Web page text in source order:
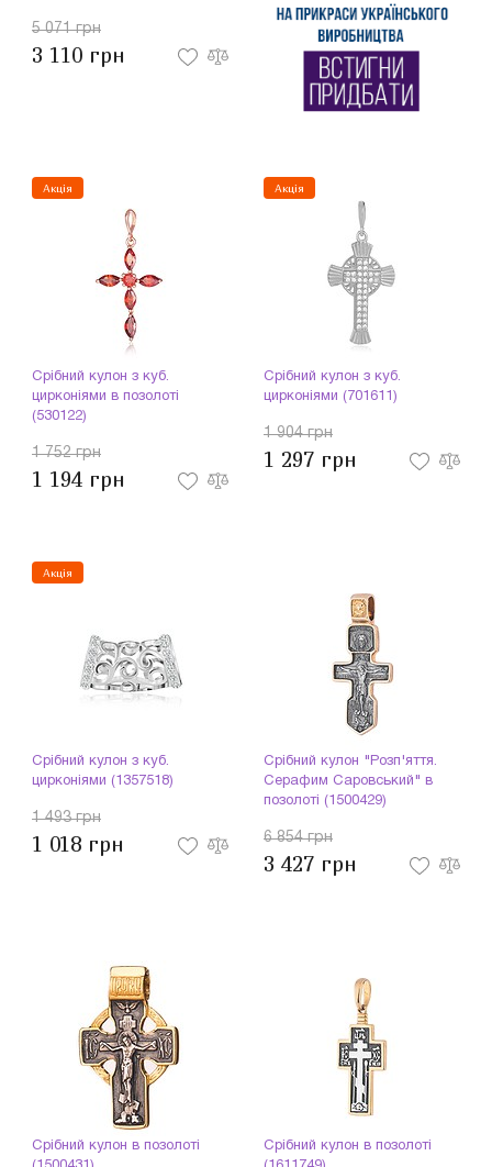
5 071 грн
3 110 грн
Акція
Срібний кулон з куб.
цирконіями в позолоті
(530122)
1 752 грн
1 194 грн
Акція
Срібний кулон з куб.
цирконіями (701611)
1 904 грн
1 297 грн
Акція
Срібний кулон з куб.
цирконіями (1357518)
1 493 грн
1 018 грн
Срібний кулон "Розп'яття.
Серафим Саровський" в
позолоті (1500429)
6 854 грн
3 427 грн
Срібний кулон в позолоті
Срібний кулон в позолоті